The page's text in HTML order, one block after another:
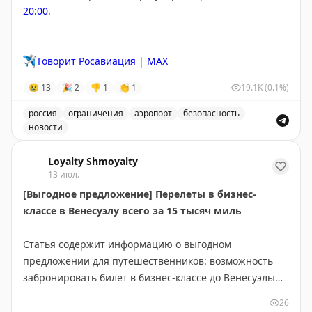
20:00.
✈️ Говорит Росавиация | MAX
😢 13 🎉 2 👎 1 👏 1 19.1K(0.1%)
россия ограничения аэропорт
безопасность
новости
Loyalty Shmoyalty
13 июл.
[Выгодное предложение] Перелеты в бизнес-
классе в Венесуэлу всего за 15 тысяч миль
Статья содержит информацию о выгодном
предложении для путешественников: возможность
забронировать билет в бизнес-классе до Венесуэлы
26